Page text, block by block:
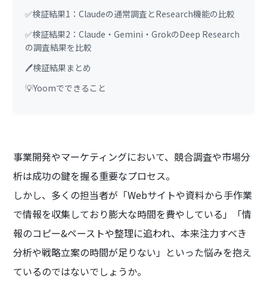
✅検証結果1：Claudeの通常調査とResearch機能の比較
✅検証結果2：Claude・Gemini・GrokのDeep Research
の調査結果を比較
🖊️検証結果まとめ
💡Yoomでできること
事業開発やマーケティングにおいて、競合調査や市場分
析は成功の鍵を握る重要なプロセス。
しかし、多くの担当者が「Webサイトや資料から手作業
で情報を収集しており膨大な時間を費やしている」「情
報のコピー&ペーストや整理に追われ、本来注力すべき
分析や戦略立案の時間が足りない」といった悩みを抱え
ているのではないでしょうか。